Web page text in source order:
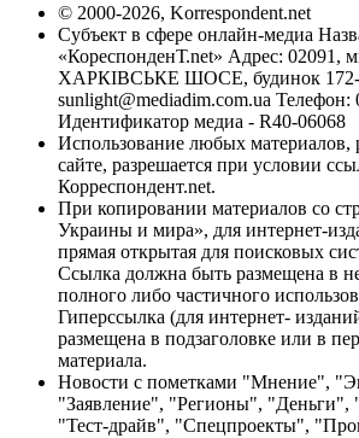
© 2000-2026, Korrespondent.net
Субъект в сфере онлайн-медиа
«КореспонденТ.net» Адрес: 02091,
ХАРКІВСЬКЕ ШОСЕ, будинок 172-
sunlight@mediadim.com.ua Телефон:
Идентификатор медиа - R40-06068
Использование любых материалов,
сайте, разрешается при условии
Корреспондент.net.
При копировании материалов со
Украины и мира», для интернет-
прямая открытая для поисковых
Ссылка должна быть размещена в
полного либо частичного
Гиперссылка (для интернет-
размещена в подзаголовке или в
материала.
Новости с пометками "Мнение",
"Заявление", "Регионы",
"Тест-драйв", "Спецпроекты",